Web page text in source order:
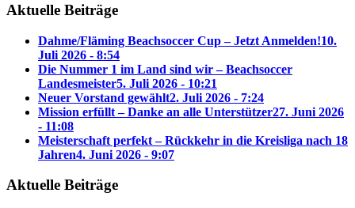
Aktuelle Beiträge
Dahme/Fläming Beachsoccer Cup – Jetzt Anmelden!10.
Juli 2026 - 8:54
Die Nummer 1 im Land sind wir – Beachsoccer
Landesmeister5. Juli 2026 - 10:21
Neuer Vorstand gewählt2. Juli 2026 - 7:24
Mission erfüllt – Danke an alle Unterstützer27. Juni 2026
- 11:08
Meisterschaft perfekt – Rückkehr in die Kreisliga nach 18
Jahren4. Juni 2026 - 9:07
Aktuelle Beiträge